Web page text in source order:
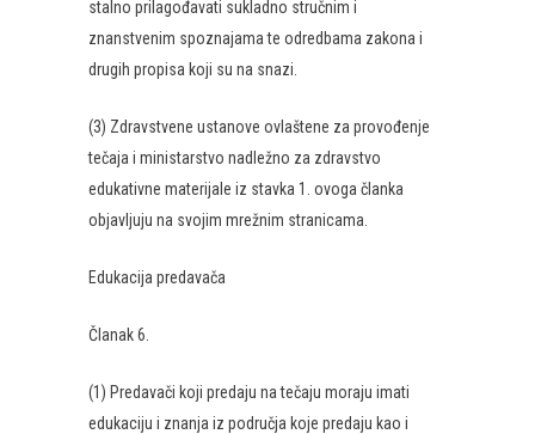
stalno prilagođavati sukladno stručnim i
znanstvenim spoznajama te odredbama zakona i
drugih propisa koji su na snazi.
(3) Zdravstvene ustanove ovlaštene za provođenje
tečaja i ministarstvo nadležno za zdravstvo
edukativne materijale iz stavka 1. ovoga članka
objavljuju na svojim mrežnim stranicama.
Edukacija predavača
Članak 6.
(1) Predavači koji predaju na tečaju moraju imati
edukaciju i znanja iz područja koje predaju kao i